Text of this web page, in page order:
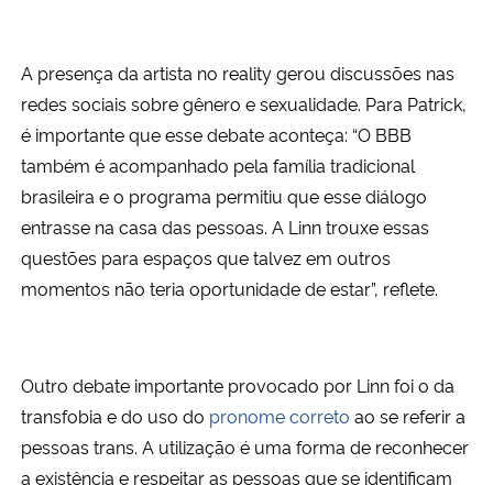
A presença da artista no reality gerou discussões nas
redes sociais sobre gênero e sexualidade. Para Patrick,
é importante que esse debate aconteça: “O BBB
também é acompanhado pela família tradicional
brasileira e o programa permitiu que esse diálogo
entrasse na casa das pessoas. A Linn trouxe essas
questões para espaços que talvez em outros
momentos não teria oportunidade de estar”, reflete.
Outro debate importante provocado por Linn foi o da
transfobia e do uso do pronome correto ao se referir a
pessoas trans. A utilização é uma forma de reconhecer
a existência e respeitar as pessoas que se identificam